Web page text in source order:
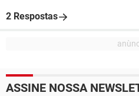
2 Respostas
ASSINE NOSSA